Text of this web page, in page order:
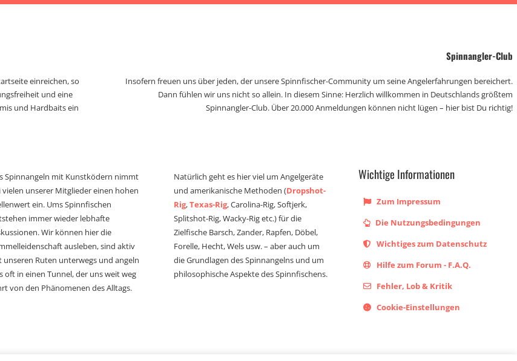
einreichen, so
und eine
und Hardbaits ein
Spinnangler-Club
Insofern freuen uns über jeden, der unsere Spinnfischer-Community um seine Angelerfahrungen bereichert.
Dann fühlen wir uns nicht so allein. In diesem Sinne: Herzlich willkommen in Deutschlands größtem
Spinnangler-Club. Über 20.000 Anmeldungen können nicht lügen – hier bist Du richtig!
Spinnangeln mit Kunstködern nimmt
vielen unserer Mitglieder einen hohen
ein. Ums Spinnfischen
immer wieder lebhafte
Wir können hier die
ausleben, sind aktiv
unseren Ruten unterwegs und angeln
oft in einen Tunnel, der uns weit weg
von den Phänomenen des Alltags.
Natürlich geht es hier viel um Angelgeräte
und amerikanische Methoden (Dropshot-
Rig,Texas-Rig, Carolina-Rig, Softjerk,
Splitshot-Rig, Wacky-Rig etc.) für die
Zielfische Barsch, Zander, Rapfen, Döbel,
Forelle, Hecht, Wels usw. – aber auch um
die Grundlagen des Spinnangelns und um
philosophische Aspekte des Spinnfischens.
Wichtige Informationen
Zum Impressum
Die Nutzungsbedingungen
Wichtiges zum Datenschutz
Hilfe zum Forum - F.A.Q.
Fehler, Lob & Kritik
Cookie-Einstellungen